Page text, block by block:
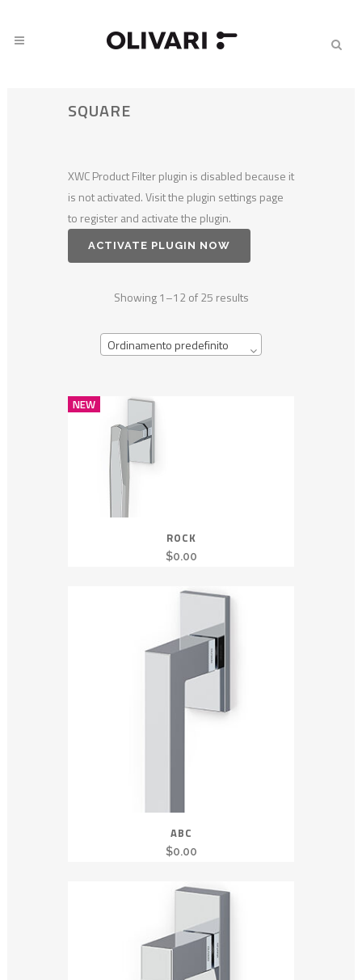
SQUARE
XWC Product Filter plugin is disabled because it
is not activated. Visit the plugin settings page
to register and activate the plugin.
ACTIVATE PLUGIN NOW
Showing 1–12 of 25 results
Ordinamento predefinito
NEW
ROCK
$0.00
ABC
$0.00